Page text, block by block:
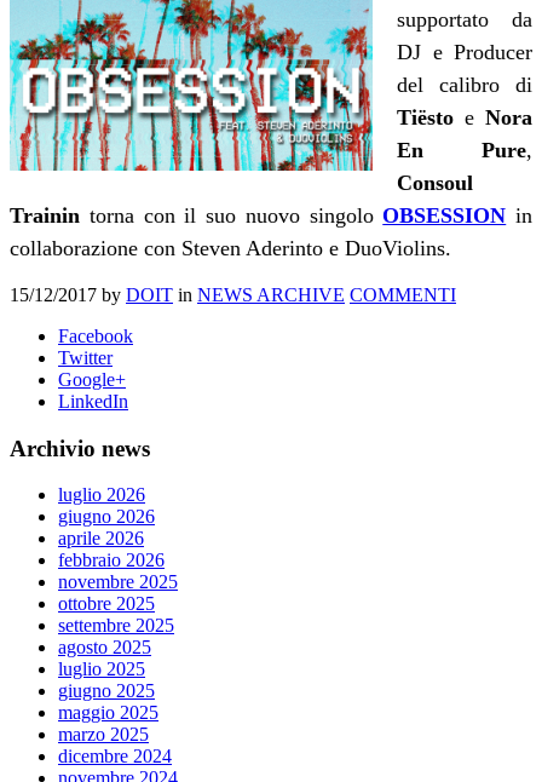
supportato da
DJ e Producer
del calibro di
Tiësto e Nora
En Pure,
Consoul
Trainin torna con il suo nuovo singoloOBSESSION in
collaborazione con Steven Aderinto e DuoViolins.
15/12/2017 by DOIT in NEWS ARCHIVE COMMENTI
Facebook
Twitter
Google+
LinkedIn
Archivio news
luglio 2026
giugno 2026
aprile 2026
febbraio 2026
novembre 2025
ottobre 2025
settembre 2025
agosto 2025
luglio 2025
giugno 2025
maggio 2025
marzo 2025
dicembre 2024